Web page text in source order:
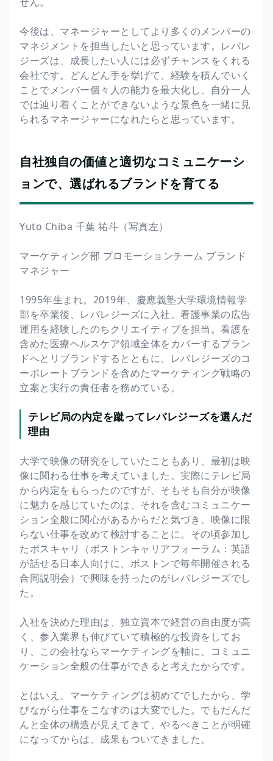
今後は、マネージャーとしてより多くのメンバーの
マネジメントを担当したいと思っています。レバレ
ジーズは、成長したい人には必ずチャンスをくれる
会社です。どんどん手を挙げて、経験を積んでいく
ことでメンバー個々人の能力を最大化し、自分一人
では辿り着くことができないような景色を一緒に見
られるマネージャーになれたらと思っています。
自社独自の価値と適切なコミュニケーシ
ョンで、選ばれるブランドを育てる
Yuto Chiba 千葉 祐斗（写真左）
マーケティング部 プロモーションチーム ブランド
マネジャー
1995年生まれ。2019年、慶應義塾大学環境情報学
部を卒業後、レバレジーズに入社。看護事業の広告
運用を経験したのちクリエイティブを担当。看護を
含めた医療ヘルスケア領域全体をカバーするブラン
ドへとリブランドするとともに、レバレジーズのコ
ーポレートブランドを含めたマーケティング戦略の
立案と実行の責任者を務めている。
テレビ局の内定を蹴ってレバレジーズを選んだ
理由
大学で映像の研究をしていたこともあり、最初は映
像に関わる仕事を考えていました。実際にテレビ局
から内定をもらったのですが、そもそも自分が映像
に魅力を感じていたのは、それを含むコミュニケー
ション全般に関心があるからだと気づき、映像に限
らない仕事を改めて検討することに。その頃参加し
たボスキャリ（ボストンキャリアフォーラム：英語
が話せる日本人向けに、ボストンで毎年開催される
合同説明会）で興味を持ったのがレバレジーズでし
た。
入社を決めた理由は、独立資本で経営の自由度が高
く、参入業界も伸びていて積極的な投資をしてお
り、この会社ならマーケティングを軸に、コミュニ
ケーション全般の仕事ができると考えたからです。
とはいえ、マーケティングは初めてでしたから、学
びながら仕事をこなすのは大変でした。でもだんだ
んと全体の構造が見えてきて、やるべきことが明確
になってからは、成果もついてきました。